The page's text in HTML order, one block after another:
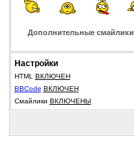
Дополнительные смайлики
Настройки
HTML ВКЛЮЧЕН
BBCode ВКЛЮЧЕН
Смайлики ВКЛЮЧЕНЫ